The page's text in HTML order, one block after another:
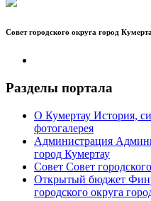
Совет городского округа город
Разделы портала
О Кумертау История,
фотогалерея
Администрация
город Кумертау
Совет Совет
Открытый бюджет
городского округа